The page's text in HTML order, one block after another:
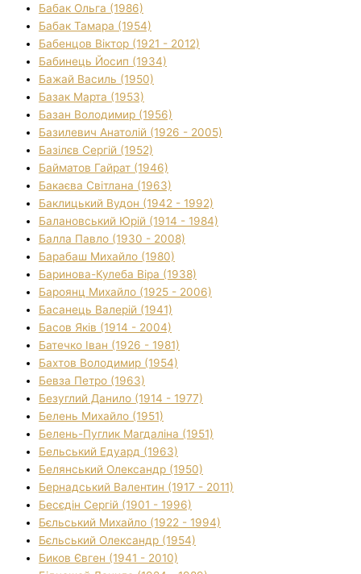
Бабак Ольга (1986)
Бабак Тамара (1954)
Бабенцов Віктор (1921 - 2012)
Бабинець Йосип (1934)
Бажай Василь (1950)
Базак Марта (1953)
Базан Володимир (1956)
Базилевич Анатолій (1926 - 2005)
Базілєв Сергій (1952)
Байматов Гайрат (1946)
Бакаєва Світлана (1963)
Баклицький Вудон (1942 - 1992)
Балановський Юрій (1914 - 1984)
Балла Павло (1930 - 2008)
Барабаш Михайло (1980)
Баринова-Кулеба Віра (1938)
Бароянц Михайло (1925 - 2006)
Басанець Валерій (1941)
Басов Яків (1914 - 2004)
Батечко Іван (1926 - 1981)
Бахтов Володимир (1954)
Бевза Петро (1963)
Безуглий Данило (1914 - 1977)
Белень Михайло (1951)
Белень-Пуглик Магдаліна (1951)
Бельський Едуард (1963)
Белянський Олександр (1950)
Бернадський Валентин (1917 - 2011)
Бесєдін Сергій (1901 - 1996)
Бєльський Михайло (1922 - 1994)
Бєльський Олександр (1954)
Биков Євген (1941 - 2010)